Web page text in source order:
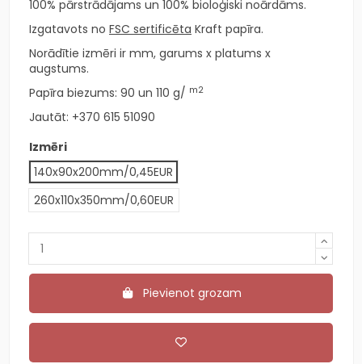
100% pārstrādājams un 100% bioloģiski noārdāms.
Izgatavots no FSC sertificēta Kraft papīra.
Norādītie izmēri ir mm, garums x platums x
augstums.
Papīra biezums: 90 un 110 g/ m2
Jautāt: +370 615 51090
Izmēri
140x90x200mm/0,45EUR
260x110x350mm/0,60EUR
Pievienot grozam